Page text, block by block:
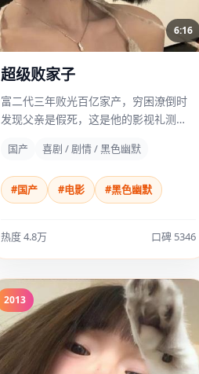
6:16
超级败家子
富二代三年败光百亿家产，穷困潦倒时
发现父亲是假死，这是他的影视礼测
国产 喜剧 / 剧情 / 黑色幽默
#国产 #电影 #黑色幽默
热度 4.8万 口碑 5346
2013